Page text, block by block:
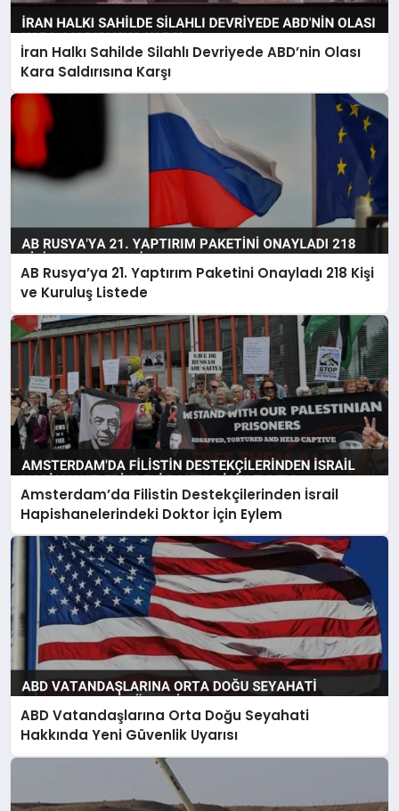
İran Halkı Sahilde Silahlı Devriyede ABD’nin Olası
Kara Saldırısına Karşı
AB Rusya’ya 21. Yaptırım Paketini Onayladı 218 Kişi
ve Kuruluş Listede
Amsterdam’da Filistin Destekçilerinden İsrail
Hapishanelerindeki Doktor İçin Eylem
ABD Vatandaşlarına Orta Doğu Seyahati
Hakkında Yeni Güvenlik Uyarısı